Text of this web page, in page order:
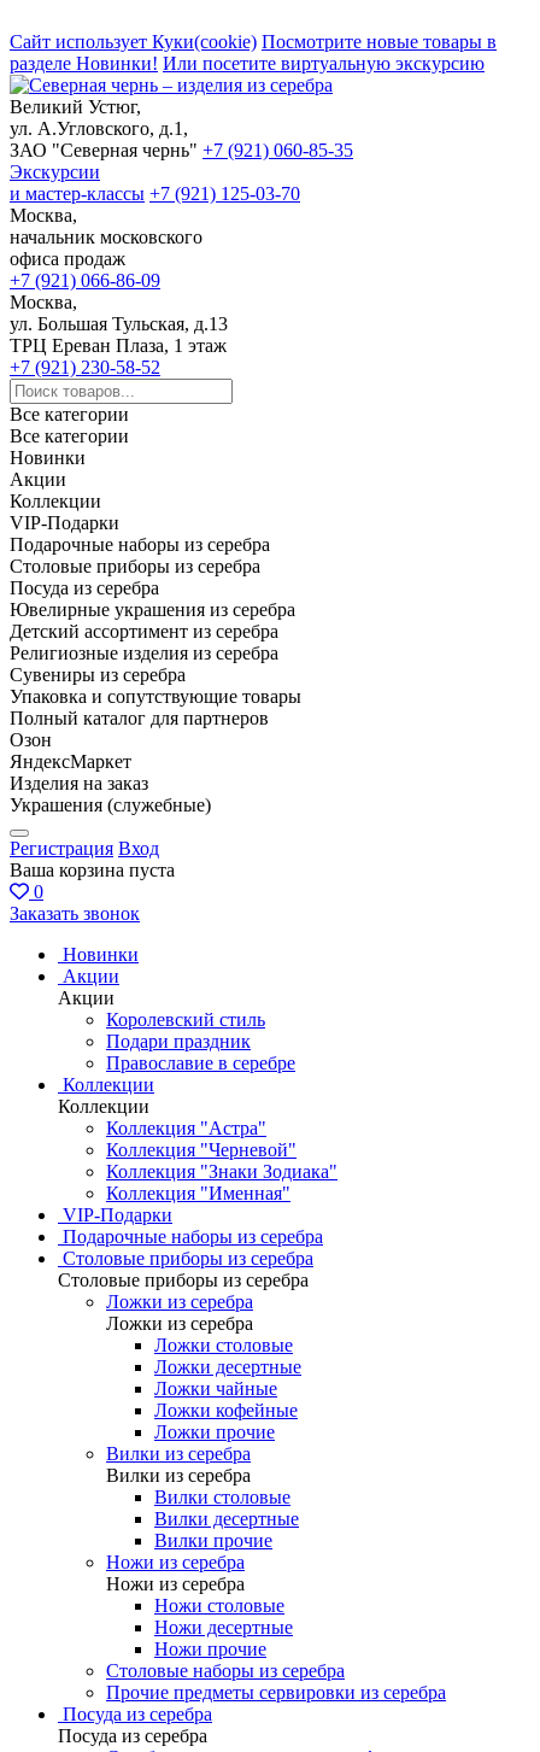
Сайт использует Куки(cookie) Посмотрите новые товары в
разделе Новинки! Или посетите виртуальную экскурсию
Великий Устюг,
ул. А.Угловского, д.1,
ЗАО "Северная чернь" +7 (921) 060-85-35
Экскурсии
и мастер-классы +7 (921) 125-03-70
Москва,
начальник московского
офиса продаж
+7 (921) 066-86-09
Москва,
ул. Большая Тульская, д.13
ТРЦ Ереван Плаза, 1 этаж
+7 (921) 230-58-52
Все категории
Все категории
Новинки
Акции
Коллекции
VIP-Подарки
Подарочные наборы из серебра
Столовые приборы из серебра
Посуда из серебра
Ювелирные украшения из серебра
Детский ассортимент из серебра
Религиозные изделия из серебра
Сувениры из серебра
Упаковка и сопутствующие товары
Полный каталог для партнеров
Озон
ЯндексМаркет
Изделия на заказ
Украшения (служебные)
Регистрация Вход
Ваша корзина пуста
0
Заказать звонок
Новинки
Акции
Акции
Королевский стиль
Подари праздник
Православие в серебре
Коллекции
Коллекции
Коллекция "Астра"
Коллекция "Черневой"
Коллекция "Знаки Зодиака"
Коллекция "Именная"
VIP-Подарки
Подарочные наборы из серебра
Столовые приборы из серебра
Столовые приборы из серебра
Ложки из серебра
Ложки из серебра
Ложки столовые
Ложки десертные
Ложки чайные
Ложки кофейные
Ложки прочие
Вилки из серебра
Вилки из серебра
Вилки столовые
Вилки десертные
Вилки прочие
Ножи из серебра
Ножи из серебра
Ножи столовые
Ножи десертные
Ножи прочие
Столовые наборы из серебра
Прочие предметы сервировки из серебра
Посуда из серебра
Посуда из серебра